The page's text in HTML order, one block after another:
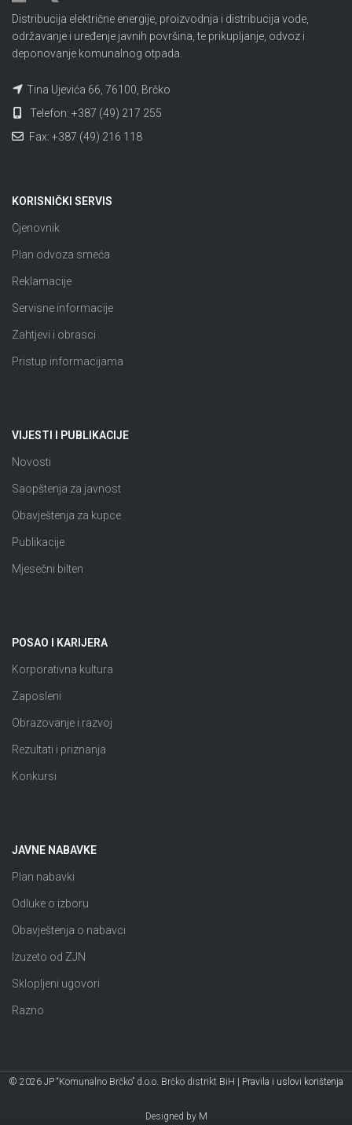
Distribucija električne energije, proizvodnja i distribucija vode,
održavanje i uređenje javnih površina, te prikupljanje, odvoz i
deponovanje komunalnog otpada.
Tina Ujevića 66, 76100, Brčko
Telefon: +387 (49) 217 255
Fax: +387 (49) 216 118
KORISNIČKI SERVIS
Cjenovnik
Plan odvoza smeća
Reklamacije
Servisne informacije
Zahtjevi i obrasci
Pristup informacijama
VIJESTI I PUBLIKACIJE
Novosti
Saopštenja za javnost
Obavještenja za kupce
Publikacije
Mjesečni bilten
POSAO I KARIJERA
Korporativna kultura
Zaposleni
Obrazovanje i razvoj
Rezultati i priznanja
Konkursi
JAVNE NABAVKE
Plan nabavki
Odluke o izboru
Obavještenja o nabavci
Izuzeto od ZJN
Sklopljeni ugovori
Razno
© 2026 JP “Komunalno Brčko” d.o.o. Brčko distrikt BiH | Pravila i uslovi korištenja
Designed by M